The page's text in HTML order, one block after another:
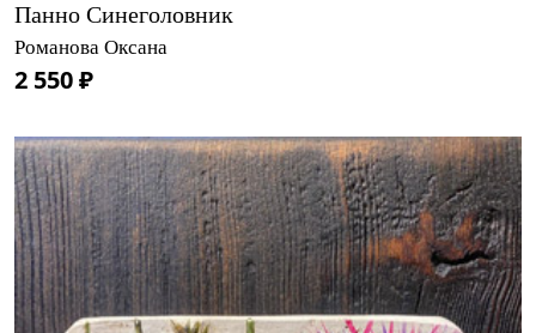
Панно Синеголовник
Романова Оксана
2 550 ₽